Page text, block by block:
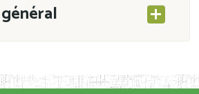
mars 2011 portant ouverture